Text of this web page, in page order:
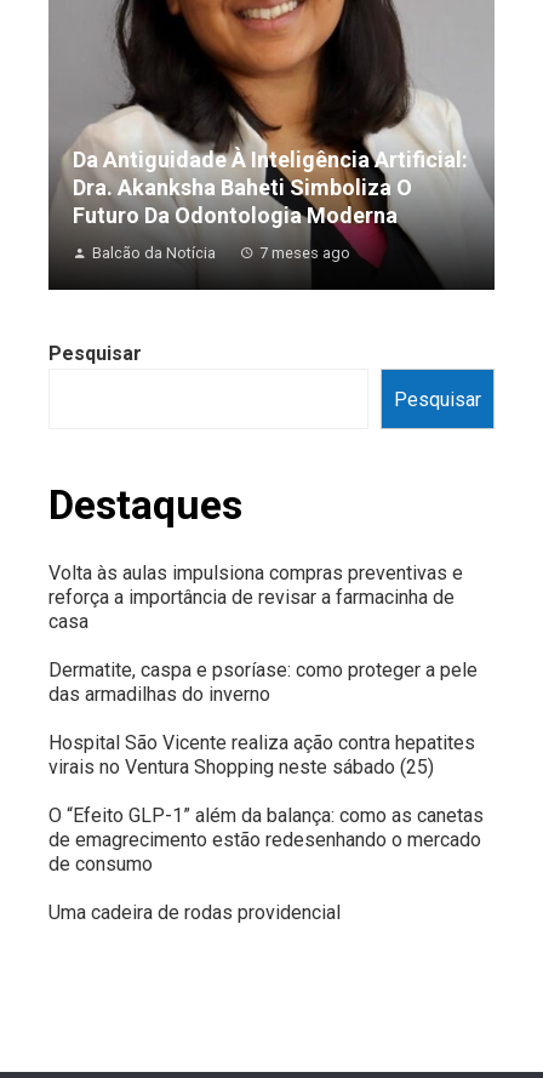
Da Antiguidade À Inteligência Artificial:
Dra. Akanksha Baheti Simboliza O
Futuro Da Odontologia Moderna
Balcão da Notícia 7 meses ago
Pesquisar
Pesquisar
Destaques
Volta às aulas impulsiona compras preventivas e
reforça a importância de revisar a farmacinha de
casa
Dermatite, caspa e psoríase: como proteger a pele
das armadilhas do inverno
Hospital São Vicente realiza ação contra hepatites
virais no Ventura Shopping neste sábado (25)
O “Efeito GLP-1” além da balança: como as canetas
de emagrecimento estão redesenhando o mercado
de consumo
Uma cadeira de rodas providencial